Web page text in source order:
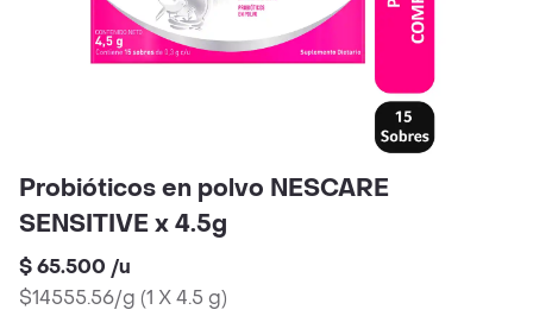
Probióticos en polvo NESCARE
SENSITIVE x 4.5g
$ 65.500 /u
$14555.56/g (1 X 4.5 g)